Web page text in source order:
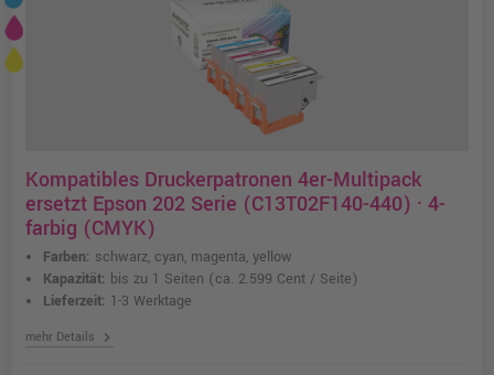
Kompatibles Druckerpatronen 4er-Multipack
ersetzt Epson 202 Serie (C13T02F140-440) · 4-
farbig (CMYK)
Farben: schwarz, cyan, magenta, yellow
Kapazität: bis zu 1 Seiten (ca. 2.599 Cent / Seite)
Lieferzeit: 1-3 Werktage
mehr Details chevron_right